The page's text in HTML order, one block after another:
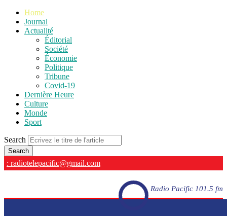
Home
Journal
Actualité
Éditorial
Société
Économie
Politique
Tribune
Covid-19
Dernière Heure
Culture
Monde
Sport
Search
: radiotelepacific@gmail.com
Radio Pacific 101.5 fm